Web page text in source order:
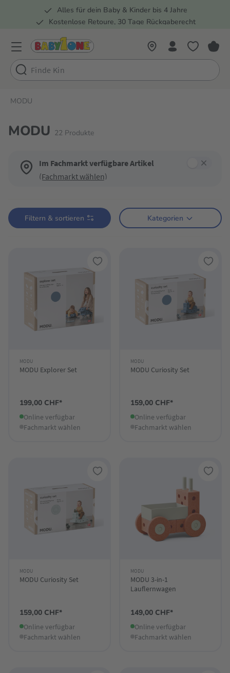
Zur Hauptnavigation springen
Alles für dein Baby & Kinder bis 4 Jahre
Kostenlose Retoure, 30 Tage Rückgaberecht
MODU
MODU 22 Produkte
Im Fachmarkt verfügbare Artikel
(Fachmarkt wählen)
Filtern & sortieren Kategorien
MODU
MODU Explorer Set
199,00 CHF*
Online verfügbar
Fachmarkt wählen
MODU
MODU Curiosity Set
159,00 CHF*
Online verfügbar
Fachmarkt wählen
MODU
MODU Curiosity Set
159,00 CHF*
Online verfügbar
Fachmarkt wählen
MODU
MODU 3-in-1
Lauflernwagen
149,00 CHF*
Online verfügbar
Fachmarkt wählen